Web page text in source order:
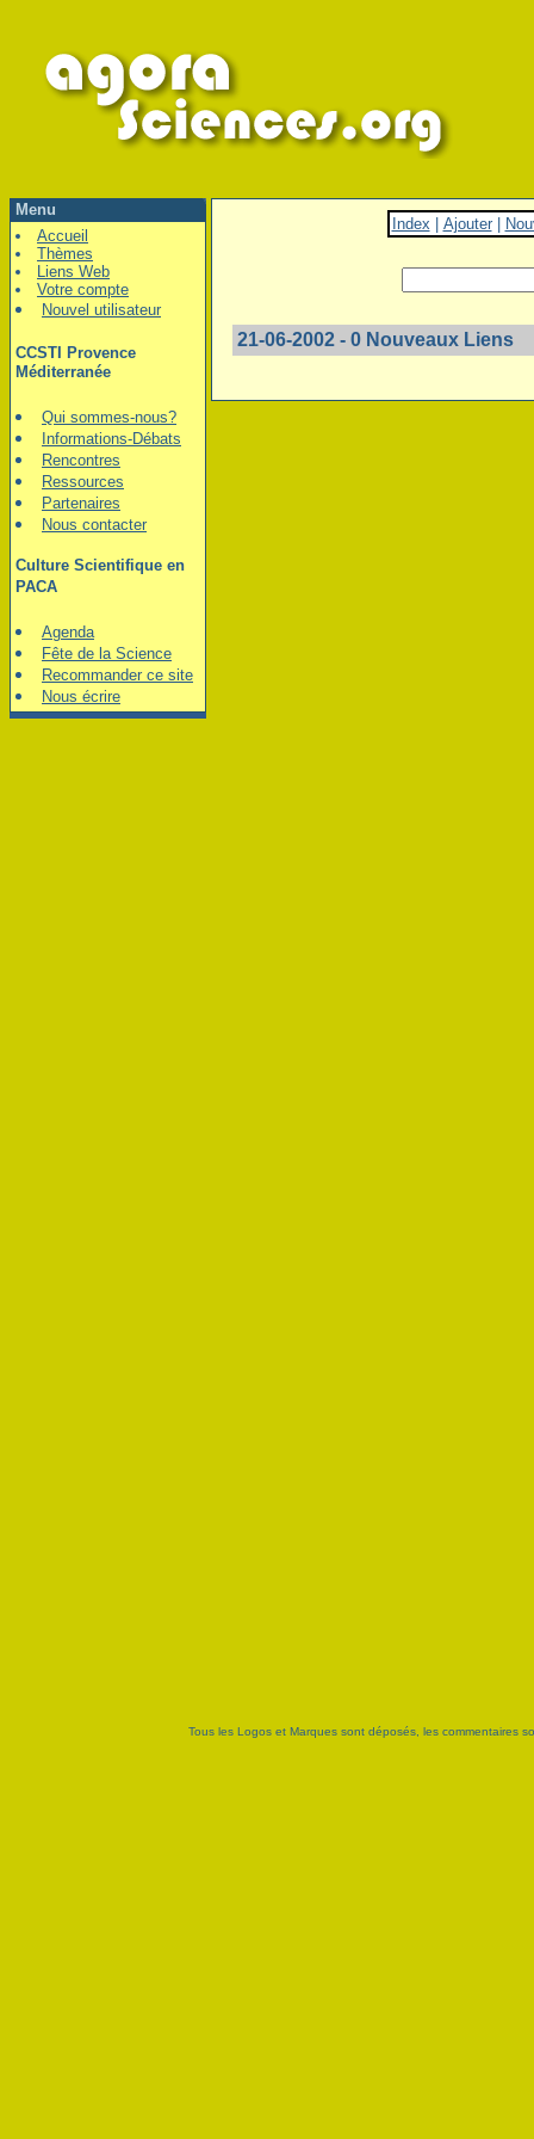
Menu
Accueil
Thèmes
Liens Web
Votre compte
Nouvel utilisateur
CCSTI Provence
Méditerranée
Qui sommes-nous?
Informations-Débats
Rencontres
Ressources
Partenaires
Nous contacter
Culture Scientifique en
PACA
Agenda
Fête de la Science
Recommander ce site
Nous écrire
Index Ajouter
21-06-2002 - 0 Nouveaux Liens
Tous les Logos et Marques sont déposés, les commentaires